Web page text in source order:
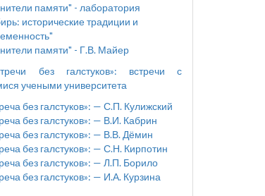
памяти" - лаборатория
исторические традиции и
памяти" - Г.В. Майер
без галстуков»: встречи с
учеными университета
без галстуков»: — С.П. Кулижский
без галстуков»: — В.И. Кабрин
без галстуков»: — В.В. Дёмин
без галстуков»: — С.Н. Кирпотин
без галстуков»: — Л.П. Борило
без галстуков»: — И.А. Курзина